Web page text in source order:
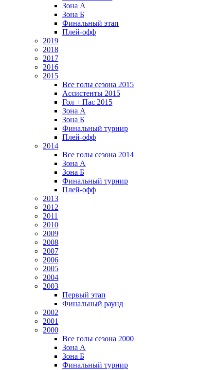
Зона А
Зона Б
Финальный этап
Плей-офф
2019
2018
2017
2016
2015
Все голы сезона 2015
Ассистенты 2015
Гол + Пас 2015
Зона А
Зона Б
Финальный турнир
Плей-офф
2014
Все голы сезона 2014
Зона А
Зона Б
Финальный турнир
Плей-офф
2013
2012
2011
2010
2009
2008
2007
2006
2005
2004
2003
Первый этап
Финальный раунд
2002
2001
2000
Все голы сезона 2000
Зона А
Зона Б
Финальный турнир